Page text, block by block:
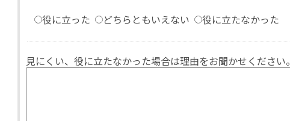
役に立った
どちらともいえない 役に立たなかった
見にくい、役に立たなかった場合は理由をお聞かせください。